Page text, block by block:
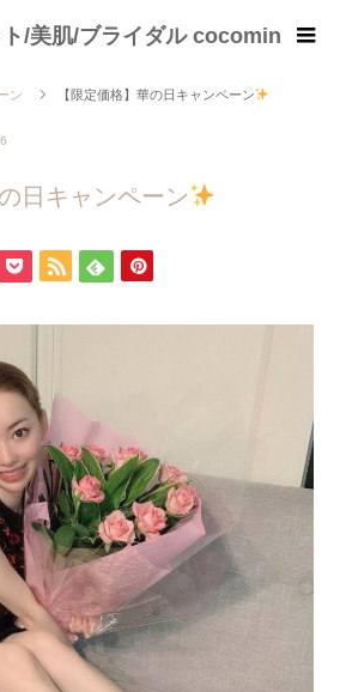
/美肌/ブライダル cocomin
ン 【限定価格】華の日キャンペーン
日キャンペーン